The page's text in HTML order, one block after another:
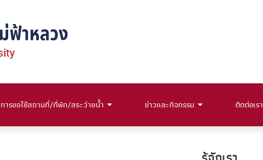
การขอใช้สถานที่/ที่พัก/สระว่ายน้ำ ข่าวและกิจกรรม ติดต่อเรา